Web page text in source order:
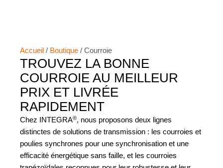
Accueil / Boutique / Courroie
TROUVEZ LA BONNE
COURROIE AU MEILLEUR
PRIX ET LIVRÉE
RAPIDEMENT
Chez INTEGRA®, nous proposons deux lignes
distinctes de solutions de transmission : les courroies et
poulies synchrones pour une synchronisation et une
efficacité énergétique sans faille, et les courroies